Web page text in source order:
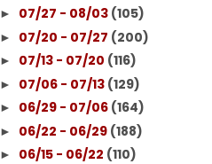
► 07/27 - 08/03 (105)
► 07/20 - 07/27 (200)
► 07/13 - 07/20 (116)
► 07/06 - 07/13 (129)
► 06/29 - 07/06 (164)
► 06/22 - 06/29 (188)
► 06/15 - 06/22 (110)